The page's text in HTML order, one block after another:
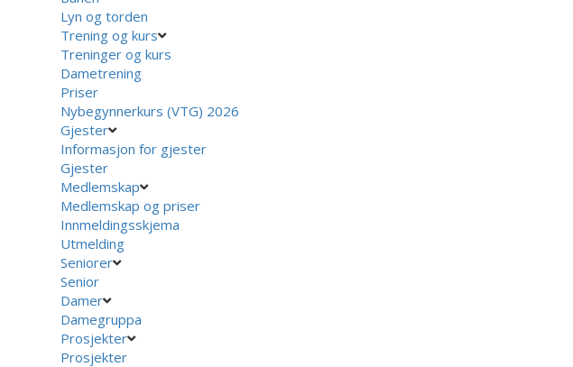
Lyn og torden
Trening og kurs
Treninger og kurs
Dametrening
Priser
Nybegynnerkurs (VTG) 2026
Gjester
Informasjon for gjester
Gjester
Medlemskap
Medlemskap og priser
Innmeldingsskjema
Utmelding
Seniorer
Senior
Damer
Damegruppa
Prosjekter
Prosjekter